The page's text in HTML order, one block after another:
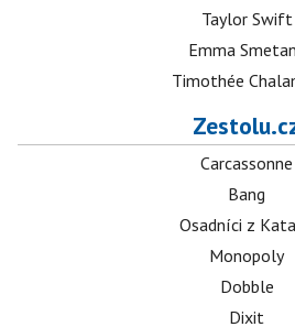
Taylor Swift
Emma
Timothée
Carcassonne
Bang
Osadníci z
Monopoly
Dobble
Dixit